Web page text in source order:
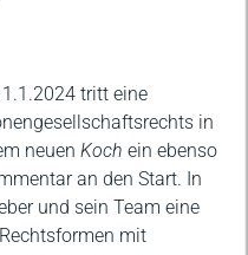
tritt eine
in
neuen Koch ein ebenso
an den Start. In
und sein Team eine
mit